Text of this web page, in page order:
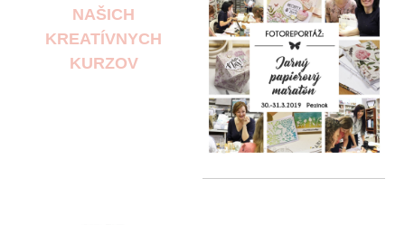
NAŠICH
KREATÍVNYCH
KURZOV